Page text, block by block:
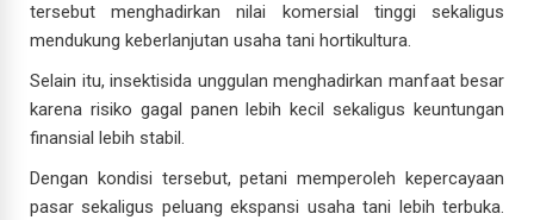
tersebut menghadirkan nilai komersial tinggi sekaligus
mendukung keberlanjutan usaha tani hortikultura.
Selain itu, insektisida unggulan menghadirkan manfaat besar
karena risiko gagal panen lebih kecil sekaligus keuntungan
finansial lebih stabil.
Dengan kondisi tersebut, petani memperoleh kepercayaan
pasar sekaligus peluang ekspansi usaha tani lebih terbuka.